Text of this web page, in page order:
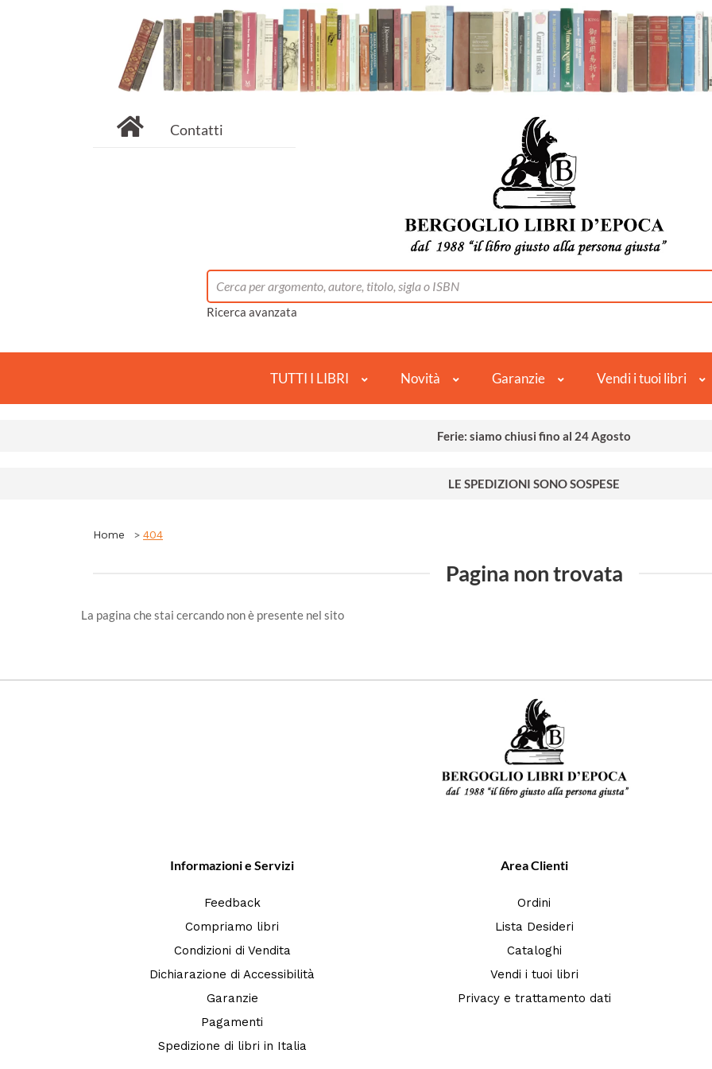
Contatti
Ricerca avanzata
TUTTI I LIBRI Novità Garanzie Vendi i tuoi libri
Ferie: siamo chiusi fino al 24 Agosto
LE SPEDIZIONI SONO SOSPESE
Home 404
Pagina non trovata
La pagina che stai cercando non è presente nel sito
Informazioni e Servizi
Feedback
Compriamo libri
Condizioni di Vendita
Dichiarazione di Accessibilità
Garanzie
Pagamenti
Spedizione di libri in Italia
Area Clienti
Ordini
Lista Desideri
Cataloghi
Vendi i tuoi libri
Privacy e trattamento dati